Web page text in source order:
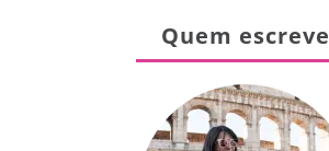
Quem escreve